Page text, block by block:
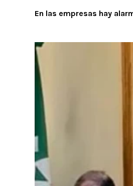
En las empresas hay